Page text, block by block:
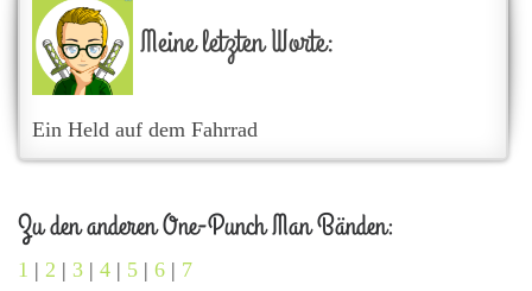
Meine letzten Worte:
Ein Held auf dem Fahrrad
Zu den anderen One-Punch Man Bänden:
1 | 2 | 3 | 4 | 5 | 6 | 7